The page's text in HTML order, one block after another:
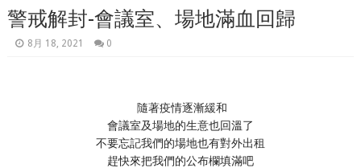
警戒解封-會議室、場地滿血回歸
8月 18, 2021 0
趕快來把我們的公布欄填滿吧